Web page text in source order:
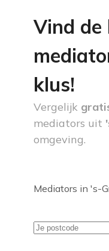
Vind de
klus!
Vergelijk
mediators uit
omgeving.
Mediators in 's-